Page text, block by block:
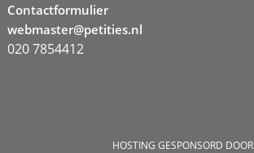
Contactformulier
webmaster@petities.nl
020 7854412
HOSTING GESPONSORD DOOR